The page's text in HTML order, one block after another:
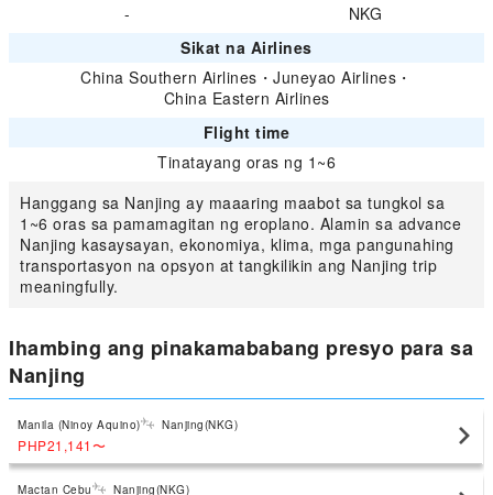
-
NKG
Sikat na Airlines
China Southern Airlines ・Juneyao Airlines ・
China Eastern Airlines
Flight time
Tinatayang oras ng 1~6
Hanggang sa Nanjing ay maaaring maabot sa tungkol sa
1~6 oras sa pamamagitan ng eroplano. Alamin sa advance
Nanjing kasaysayan, ekonomiya, klima, mga pangunahing
transportasyon na opsyon at tangkilikin ang Nanjing trip
meaningfully.
Ihambing ang pinakamababang presyo para sa
Nanjing
Manila (Ninoy Aquino) Nanjing(NKG)
PHP21,141〜
Mactan Cebu Nanjing(NKG)